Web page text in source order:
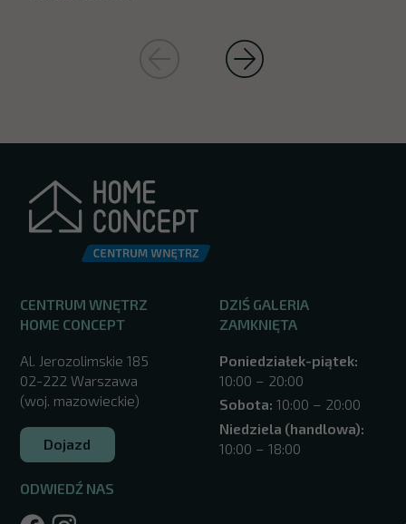
CENTRUM WNĘTRZ
HOME CONCEPT
Al. Jerozolimskie 185
02-222 Warszawa
(woj. mazowieckie)
Dojazd
ODWIEDŹ NAS
DZIŚ GALERIA
ZAMKNIĘTA
Poniedziałek-piątek:
10:00 – 20:00
Sobota: 10:00 – 20:00
Niedziela (handlowa):
10:00 – 18:00